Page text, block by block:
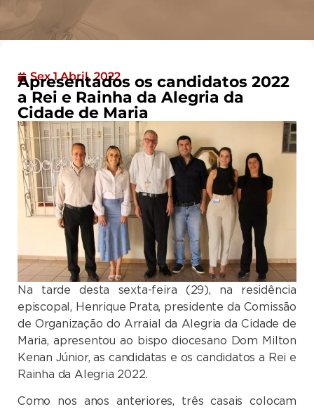
Sex 1 Abril, 2022
Apresentados os candidatos 2022
a Rei e Rainha da Alegria da
Cidade de Maria
Na tarde desta sexta-feira (29), na residência
episcopal, Henrique Prata, presidente da Comissão
de Organização do Arraial da Alegria da Cidade de
Maria, apresentou ao bispo diocesano Dom Milton
Kenan Júnior, as candidatas e os candidatos a Rei e
Rainha da Alegria 2022.
Como nos anos anteriores, três casais colocam